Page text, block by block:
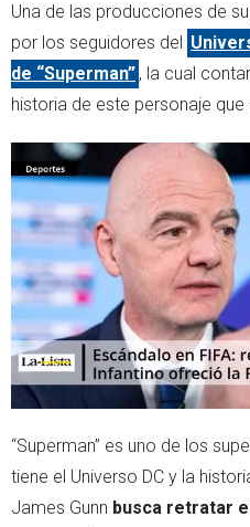
t
t
e
r
t
s
a
p
p
Una de las producciones de
por los seguidores del
de “Superman” , la cual
historia de este personaje
“Superman” es uno de los
tiene el Universo DC y la
James Gunn busca retratar